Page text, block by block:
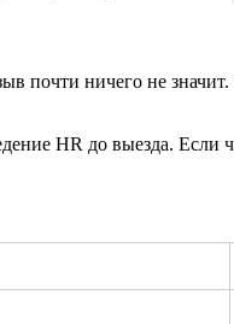
почти ничего не
HR до выезда. Если